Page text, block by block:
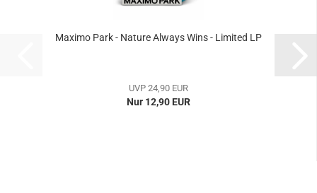
Maximo Park - Nature Always Wins - Limited LP
UVP 24,90 EUR
Nur 12,90 EUR